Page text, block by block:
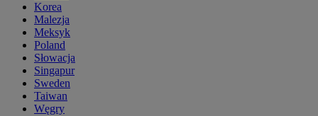
Korea
Malezja
Meksyk
Poland
Słowacja
Singapur
Sweden
Taiwan
Węgry